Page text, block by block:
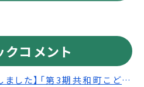
クコメント
【意見の募集は終了しました】「第3期共和町こども子育て支援事業計画（案）」についてご意見を募集します（パブリックコメント）